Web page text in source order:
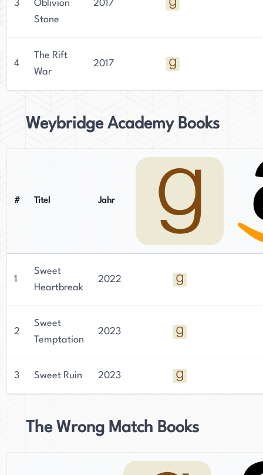
3
Oblivion
Stone
2017
4
The Rift
War
2017
Weybridge Academy Books
# Titel Jahr
1
Sweet
Heartbreak
2022
2
Sweet
Temptation
2023
3 Sweet Ruin 2023
The Wrong Match Books